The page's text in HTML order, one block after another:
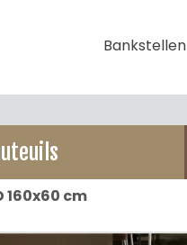
Bankstellen
160x60 cm